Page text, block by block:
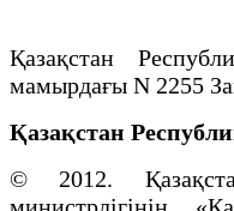
Қазақстан
мамырдағы N 2255
Қазақстан
© 2012.